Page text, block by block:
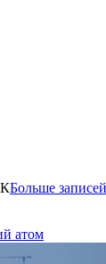
Больше
атом